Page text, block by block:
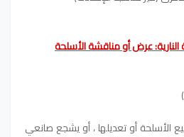
النارية: عرض أو مناقشة الأسلحة
الأسلحة أو تعديلها ، أو يشجع صانعي